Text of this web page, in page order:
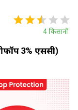
4 किसानों
3% एससी)